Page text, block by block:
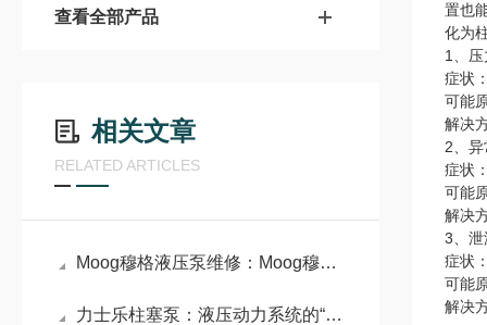
查看全部产品
相关文章
RELATED ARTICLES
Moog穆格液压泵维修：Moog穆格液压泵高性能与精密控制的代表
力士乐柱塞泵：液压动力系统的“心脏”引擎
置也
化为
1、
症状
可能
解决
2、
症状
可能
解决
3、泄
症状
可能
解决